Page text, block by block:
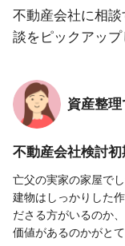
不動産会社に相
談をピックアップ
資産整
不動産会社検討
亡父の実家の家屋で
建物はしっかりした
ださる方がいるのか
価値があるのかがとて